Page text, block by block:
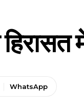
WhatsApp